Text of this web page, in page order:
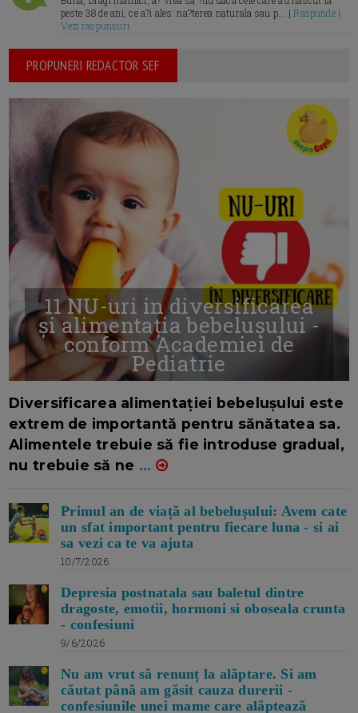
peste 38 de ani, ce a?i ales: na?terea naturala sau p... |Raspunde |
Vezi raspunsuri
PROPUNERI REDACTOR SEF
11 NU-uri in diversificarea
și alimentația bebelușului -
conform Academiei de
Pediatrie
Diversificarea alimentației bebelușului este
extrem de importantă pentru sănătatea sa.
Alimentele trebuie să fie introduse gradual,
nu trebuie să ne ...
Primul an de viață al bebelușului: Avem cate
un sfat important pentru fiecare luna - si ai
sa vezi ca te va ajuta
10/7/2026
Depresia postnatala sau baletul dintre
dragoste, emotii, hormoni si oboseala crunta
- confesiuni
9/6/2026
Nu am vrut să renunț la alăptare. Si am
căutat până am găsit cauza durerii -
confesiunile unei mame care alăptează